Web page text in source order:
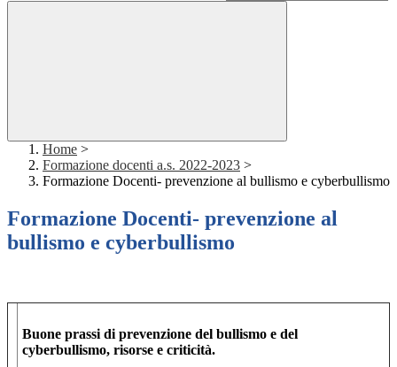
Home >
Formazione docenti a.s. 2022-2023 >
Formazione Docenti- prevenzione al bullismo e cyberbullismo
Formazione Docenti- prevenzione al
bullismo e cyberbullismo
Buone prassi di prevenzione del bullismo e del
cyberbullismo, risorse e criticità.